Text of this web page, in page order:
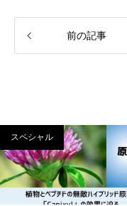
前の記事
スペシャル